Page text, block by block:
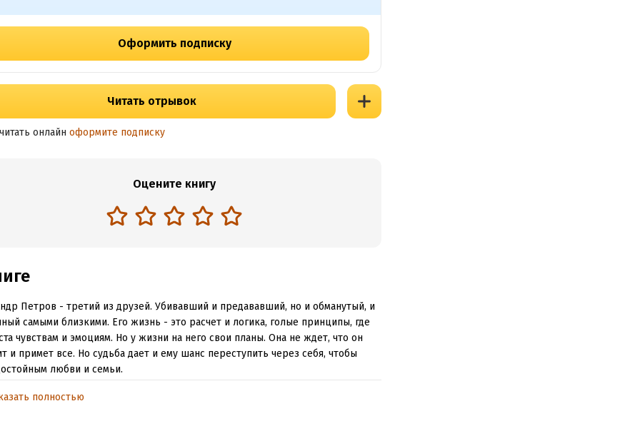
Оформить подписку
Читать отрывок
онлайн оформите подписку
Оцените книгу
Петров - третий из друзей. Убивавший и предававший, но и обманутый, и
самыми близкими. Его жизнь - это расчет и логика, голые принципы, где
чувствам и эмоциям. Но у жизни на него свои планы. Она не ждет, что он
и примет все. Но судьба дает и ему шанс переступить через себя, чтобы
любви и семьи.
замечательного артера Ирину и ее группу за помощь в создании обложки.
полностью